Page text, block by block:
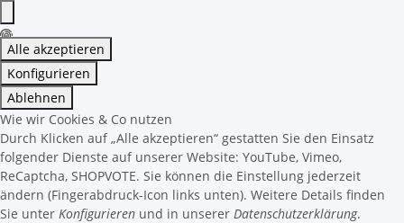
Alle akzeptieren
Konfigurieren
Ablehnen
Wie wir Cookies & Co nutzen
Durch Klicken auf „Alle akzeptieren“ gestatten Sie den Einsatz
folgender Dienste auf unserer Website: YouTube, Vimeo,
ReCaptcha, SHOPVOTE. Sie können die Einstellung jederzeit
ändern (Fingerabdruck-Icon links unten). Weitere Details finden
Sie unter Konfigurieren und in unserer Datenschutzerklärung.